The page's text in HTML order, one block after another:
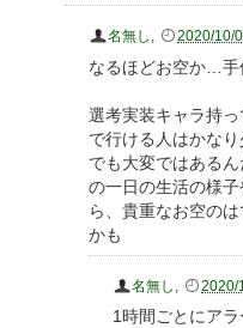
名無し , 2020/10/
なるほどお空か…手
選考実装キャラ持
で行ける人はかな
でも大変ではある
の一日の生活の様
ら、貴重なお空の
かも
名無し 2020/
1時間ごとにア